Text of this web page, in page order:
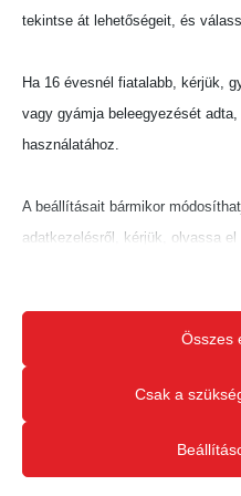
tekintse át lehetőségeit, és
Ha 16 évesnél fiatalabb, kérjük,
vagy gyámja beleegyezését
használatához.
A beállításait bármikor
adatkezelésről, kérjük, olvassa
Ne feledje, hogy ha bizonyos
letiltása mellett dönt, az
élményét és az általunk kínált
Összes
Csak a